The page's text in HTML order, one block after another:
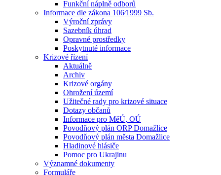
Funkční náplně odborů
Informace dle zákona 106⁄1999 Sb.
Výroční zprávy
Sazebník úhrad
Opravné prostředky
Poskytnuté informace
Krizové řízení
Aktuálně
Archiv
Krizové orgány
Ohrožení území
Užitečné rady pro krizové situace
Dotazy občanů
Informace pro MěÚ, OÚ
Povodňový plán ORP Domažlice
Povodňový plán města Domažlice
Hladinové hlásiče
Pomoc pro Ukrajinu
Významné dokumenty
Formuláře